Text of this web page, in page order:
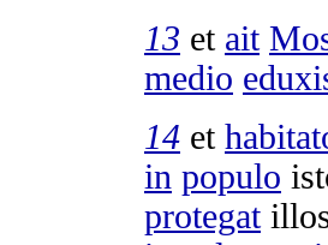
13 et ait
medio
14 et
in populo
protegat